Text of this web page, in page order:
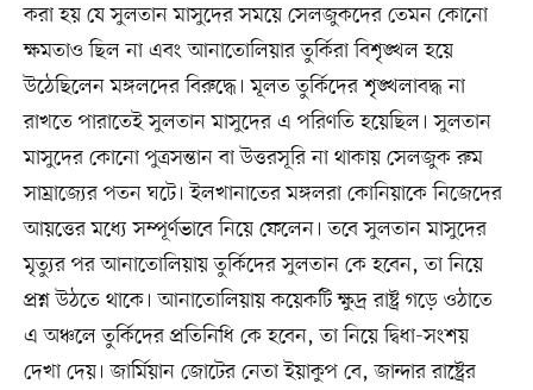
করা হয় যে সুলতান মাসুদের সময়ে সেলজুকদের তেমন কোনো
ক্ষমতাও ছিল না এবং আনাতোলিয়ার তুর্কিরা বিশৃঙ্খল হয়ে
উঠেছিলেন মঙ্গলদের বিরুদ্ধে। মূলত তুর্কিদের শৃঙ্খলাবদ্ধ না
রাখতে পারাতেই সুলতান মাসুদের এ পরিণতি হয়েছিল। সুলতান
মাসুদের কোনো পুত্রসন্তান বা উত্তরসূরি না থাকায় সেলজুক রুম
সাম্রাজ্যের পতন ঘটে। ইলখানাতের মঙ্গলরা কোনিয়াকে নিজেদের
আয়ত্তের মধ্যে সম্পূর্ণভাবে নিয়ে ফেলেন। তবে সুলতান মাসুদের
মৃত্যুর পর আনাতোলিয়ায় তুর্কিদের সুলতান কে হবেন, তা নিয়ে
প্রশ্ন উঠতে থাকে। আনাতোলিয়ায় কয়েকটি ক্ষুদ্র রাষ্ট্র গড়ে ওঠাতে
এ অঞ্চলে তুর্কিদের প্রতিনিধি কে হবেন, তা নিয়ে দ্বিধা-সংশয়
দেখা দেয়। জার্মিয়ান জোটের নেতা ইয়াকুপ বে, জান্দার রাষ্ট্রের